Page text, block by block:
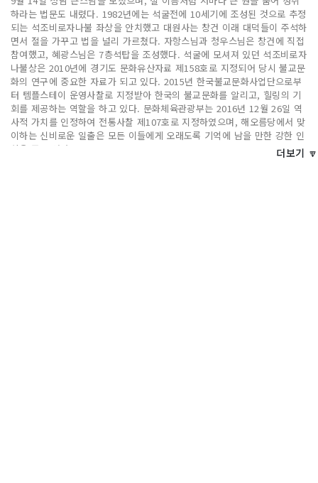
하라는 법문도 내렸다. 1982년에는 석굴전에 10세기에 조성된 것으로 추정
되는 석조비로자나불 좌상을 안치했고 대원사는 창건 이래 대덕들이 주석하
면서 절을 가꾸고 법을 널리 가르쳤다. 자항스님과 청우스님은 창건에 직접
참여했고, 혜광스님은 7층석탑을 조성했다. 석굴에 모셔져 있던 석조비로자
나불상은 2010년에 경기도 문화유산자료 제158호로 지정되어 당시 불교문
화의 연구에 중요한 자료가 되고 있다. 2015년 한국불교문화사업단으로부
터 템플스테이 운영사찰로 지정받아 한국의 불교문화를 알리고, 힐링의 기
회를 제공하는 역할을 하고 있다. 문화체육관광부는 2016년 12월 26일 역
사적 가치를 인정하여 전통사찰 제107호로 지정하였으며, 해오름당에서 맞
이하는 신비로운 일출은 모든 이들에게 오래도록 기억에 남을 만한 강한 인
상을 주고 있다.
더보기 🔽